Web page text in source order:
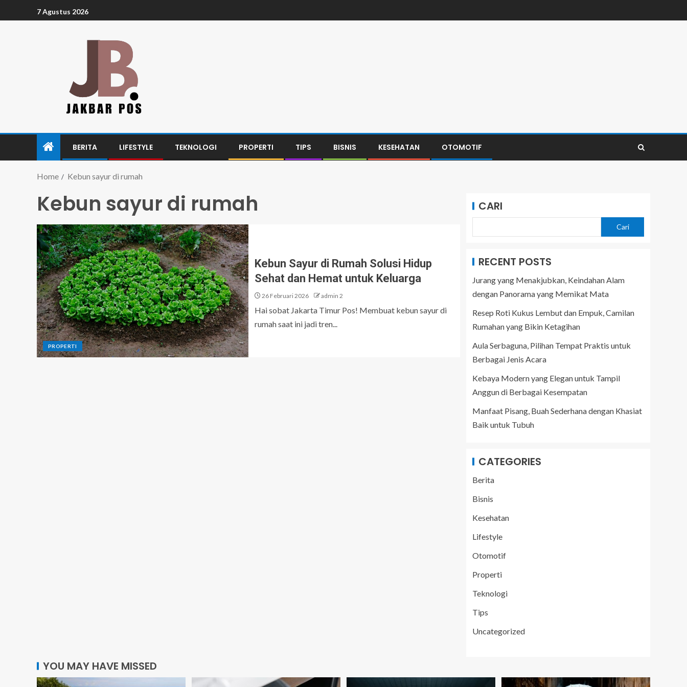
7 Agustus 2026
BERITA LIFESTYLE TEKNOLOGI PROPERTI TIPS BISNIS KESEHATAN OTOMOTIF
Home Kebun sayur di rumah
Kebun sayur di rumah
PROPERTI
Kebun Sayur di Rumah Solusi Hidup
Sehat dan Hemat untuk Keluarga
26 Februari 2026 admin 2
Hai sobat Jakarta Timur Pos! Membuat kebun sayur di
rumah saat ini jadi tren...
CARI
Cari
RECENT POSTS
Jurang yang Menakjubkan, Keindahan Alam
dengan Panorama yang Memikat Mata
Resep Roti Kukus Lembut dan Empuk, Camilan
Rumahan yang Bikin Ketagihan
Aula Serbaguna, Pilihan Tempat Praktis untuk
Berbagai Jenis Acara
Kebaya Modern yang Elegan untuk Tampil
Anggun di Berbagai Kesempatan
Manfaat Pisang, Buah Sederhana dengan Khasiat
Baik untuk Tubuh
CATEGORIES
Berita
Bisnis
Kesehatan
Lifestyle
Otomotif
Properti
Teknologi
Tips
Uncategorized
YOU MAY HAVE MISSED